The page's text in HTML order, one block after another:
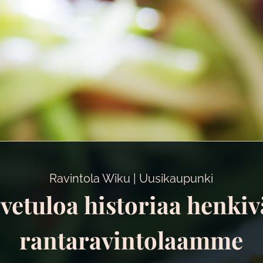
Ravintola Wiku | Uusikaupunki
historiaa
rantaravintolaamme